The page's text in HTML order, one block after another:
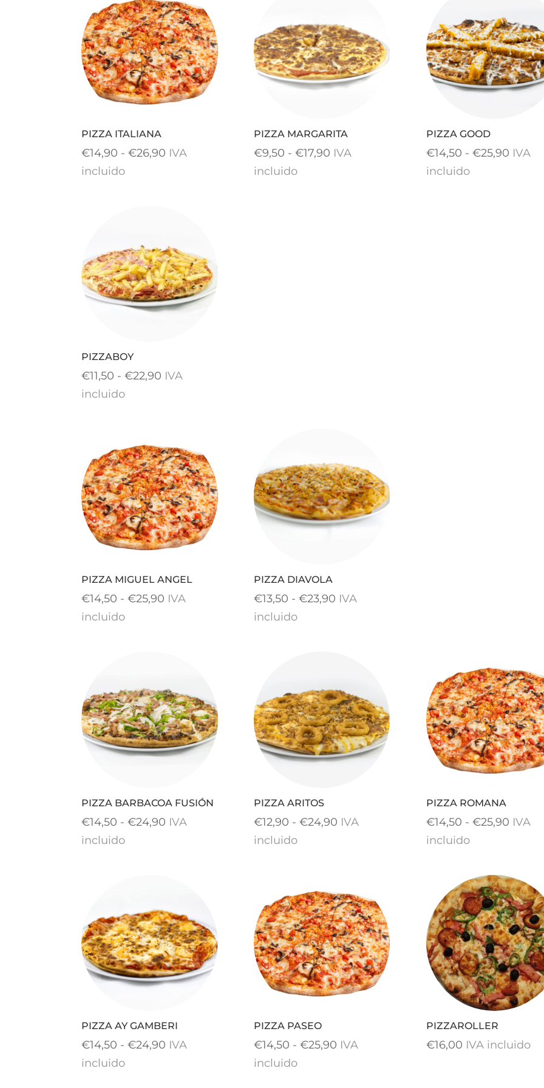
hasta
€25,90
PIZZA ITALIANA
€14,90 - €26,90 Rango
hasta
€26,90
IVA
incluido
PIZZA MARGARITA
€9,50 - €17,90Rango
IVA
incluido
PIZZA GOOD
€14,50 - €25,90Rango
IVA
incluido
PIZZABOY
€11,50 - €22,90 Rango
€11,50
hasta
€22,90
IVA
incluido
PIZZA MIGUEL ANGEL
€14,50 - €25,90 Rango
hasta
€25,90
IVA
incluido
PIZZA DIAVOLA
€13,50 - €23,90Rango
hasta
€23,90
IVA
incluido
PIZZA BARBACOA FUSIÓN
€14,50 - €24,90 Rango
hasta
€24,90
IVA
incluido
PIZZA ARITOS
€12,90 - €24,90Rango
€12,90
hasta
€24,90
IVA
incluido
PIZZA ROMANA
€14,50 - €25,90Rango
desde
€14,50
hasta
IVA
incluido
PIZZA AY GAMBERI
€14,50 - €24,90 Rango
IVA
incluido
PIZZA PASEO
€14,50 - €25,90Rango
IVA
incluido
PIZZAROLLER
€16,00 IVA incluido